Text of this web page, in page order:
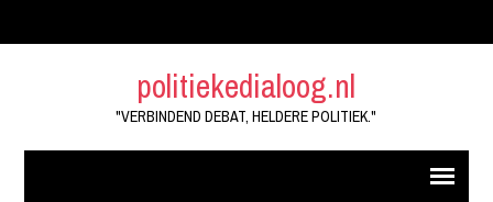
politiekedialoog.nl
"VERBINDEND DEBAT, HELDERE POLITIEK."